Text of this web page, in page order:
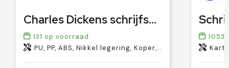
Charles Dickens schrijfset Santana | 2-delig
131 op voorraad
PU, PP, ABS, Nikkel legering, Koper, Chroom
1053